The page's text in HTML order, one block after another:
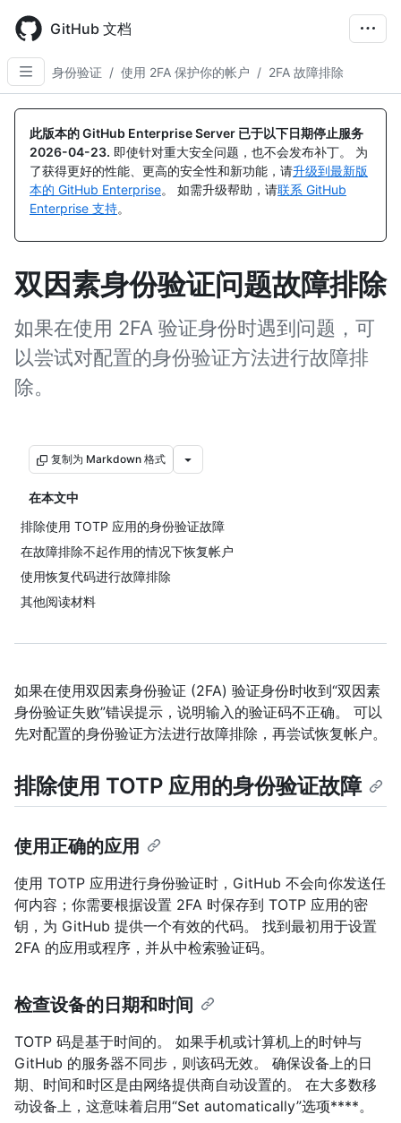
main
content
GitHub 文档
身份验证 / 使用 2FA 保护你的帐户 / 2FA 故障排除
此版本的 GitHub Enterprise Server 已于以下日期停止服务
2026-04-23. 即使针对重大安全问题，也不会发布补丁。 为
了获得更好的性能、更高的安全性和新功能，请升级到最新版
本的 GitHub Enterprise。 如需升级帮助，请联系 GitHub
Enterprise 支持。
双因素身份验证问题故障排除
如果在使用 2FA 验证身份时遇到问题，可
以尝试对配置的身份验证方法进行故障排
除。
复制为 Markdown 格式
在本文中
排除使用 TOTP 应用的身份验证故障
在故障排除不起作用的情况下恢复帐户
使用恢复代码进行故障排除
其他阅读材料
如果在使用双因素身份验证 (2FA) 验证身份时收到“双因素
身份验证失败”错误提示，说明输入的验证码不正确。 可以
先对配置的身份验证方法进行故障排除，再尝试恢复帐户。
排除使用 TOTP 应用的身份验证故障
使用正确的应用
使用 TOTP 应用进行身份验证时，GitHub 不会向你发送任
何内容；你需要根据设置 2FA 时保存到 TOTP 应用的密
钥，为 GitHub 提供一个有效的代码。 找到最初用于设置
2FA 的应用或程序，并从中检索验证码。
检查设备的日期和时间
TOTP 码是基于时间的。 如果手机或计算机上的时钟与
GitHub 的服务器不同步，则该码无效。 确保设备上的日
期、时间和时区是由网络提供商自动设置的。 在大多数移
动设备上，这意味着启用“Set automatically”选项****。